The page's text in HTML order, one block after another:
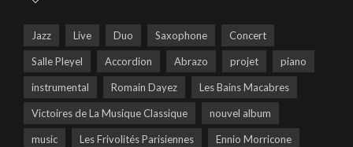
Jazz Live Duo Saxophone Concert
Salle Pleyel Accordion Abrazo projet piano
instrumental Romain Dayez Les Bains Macabres
Victoires de La Musique Classique nouvel album
music Les Frivolités Parisiennes Ennio Morricone